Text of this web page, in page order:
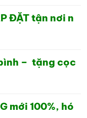
ĐẶT tận nơi n
– tặng cọc
mới 100%, hó